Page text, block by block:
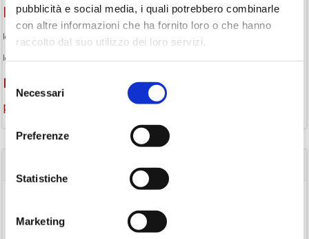
pubblicità e social media, i quali potrebbero combinarle
con altre informazioni che ha fornito loro o che hanno
raccolto dal suo utilizzo dei loro servizi.
Selezione
del
consenso
Necessari
Preferenze
Statistiche
Marketing
la strada di mattoni gialli Lettori itineranti lettura
lettura ad alta voce lettura condivisa lettura silenziosa
letture ad alta voce
monselice Monselice scrive
promozione della lettura Recensione
Consigli di lettura